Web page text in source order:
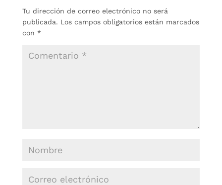
Tu dirección de correo electrónico no será
publicada. Los campos obligatorios están marcados
con *